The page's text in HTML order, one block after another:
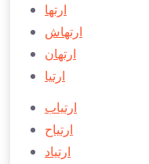
ارتها
ارتهاش
ارتهان
ارتيا
ارتياب
ارتياح
ارتياد